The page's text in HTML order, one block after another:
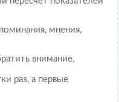
мнения,
внимание.
раз, а первые